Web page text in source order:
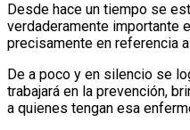
Desde hace un tiempo se
verdaderamente importante
precisamente en referencia
De a poco y en silencio se
trabajará en la prevención,
a quienes tengan esa